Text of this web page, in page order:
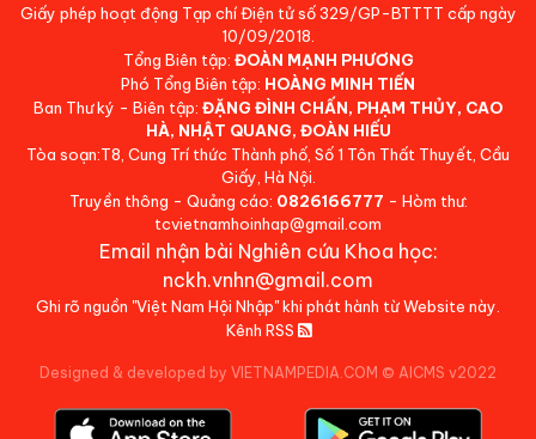
Giấy phép hoạt động Tạp chí Điện tử số 329/GP-BTTTT cấp ngày
10/09/2018.
Tổng Biên tập: ĐOÀN MẠNH PHƯƠNG
Phó Tổng Biên tập: HOÀNG MINH TIẾN
Ban Thư ký - Biên tập: ĐẶNG ĐÌNH CHẤN, PHẠM THỦY, CAO
HÀ, NHẬT QUANG, ĐOÀN HIẾU
Tòa soạn:T8, Cung Trí thức Thành phố, Số 1 Tôn Thất Thuyết, Cầu
Giấy, Hà Nội.
Truyền thông - Quảng cáo: 0826166777 - Hòm thư:
tcvietnamhoinhap@gmail.com
Email nhận bài Nghiên cứu Khoa học:
nckh.vnhn@gmail.com
Ghi rõ nguồn "Việt Nam Hội Nhập" khi phát hành từ Website này.
Kênh RSS
Designed & developed by VIETNAMPEDIA.COM © AICMS v2022